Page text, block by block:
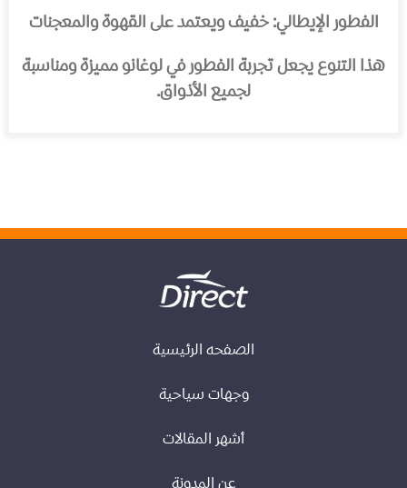
الفطور الإيطالي: خفيف ويعتمد على القهوة والمعجنات
هذا التنوع يجعل تجربة الفطور في لوغانو مميزة ومناسبة
لجميع الأذواق.
الصفحه الرئيسية
وجهات سياحية
أشهر المقالات